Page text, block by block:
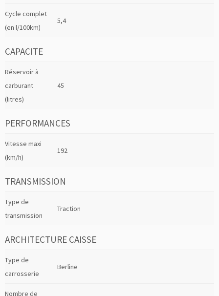
Cycle complet
(en l/100km)
5,4
CAPACITE
Réservoir à
carburant
(litres)
45
PERFORMANCES
Vitesse maxi
(km/h)
192
TRANSMISSION
Type de
transmission
Traction
ARCHITECTURE CAISSE
Type de
carrosserie
Berline
Nombre de